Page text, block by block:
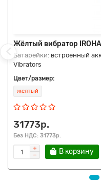
Жёлтый вибратор
Батарейки: встроенный
Vibrators
Цвет/размер:
желтый
31773р.
Без НДС: 31773р.
В корзину